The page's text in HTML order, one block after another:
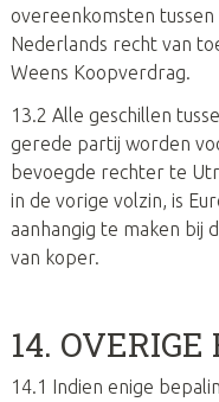
overeenkomsten
Nederlands recht van
Weens Koopverdrag.
13.2 Alle geschillen
gerede partij worden
bevoegde rechter te
in de vorige volzin, is
aanhangig te maken bij
van koper.
14.
14.1 Indien enige